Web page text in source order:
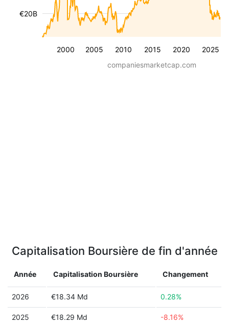
2000 2005 2010 2015 2020 2025
€20B
companiesmarketcap.com
Capitalisation Boursière de fin d'année
Année Capitalisation Boursière Changement
2026 €18.34 Md 0.28%
2025 €18.29 Md -8.16%